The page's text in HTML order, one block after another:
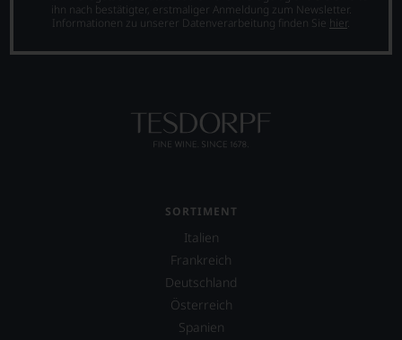
ihn nach bestätigter, erstmaliger Anmeldung zum Newsletter.
Informationen zu unserer Datenverarbeitung finden Sie hier.
SORTIMENT
Italien
Frankreich
Deutschland
Österreich
Spanien